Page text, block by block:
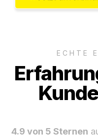
ECHTE
4.9 von 5 Sternen